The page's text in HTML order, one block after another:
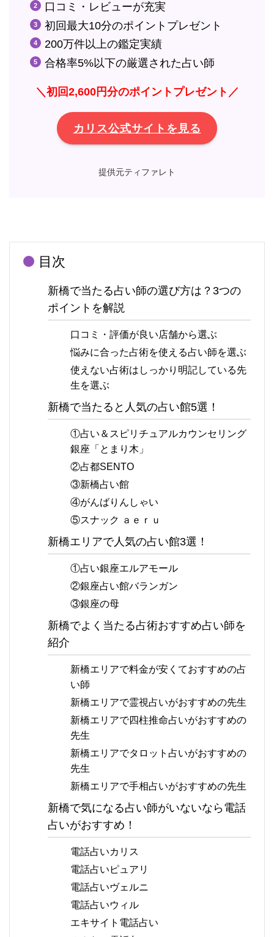
口コミ・レビューが充実
初回最大10分のポイントプレゼント
200万件以上の鑑定実績
合格率5%以下の厳選された占い師
＼初回2,600円分のポイントプレゼント／
カリス公式サイトを見る
提供元ティファレト
目次
新橋で当たる占い師の選び方は？3つの
ポイントを解説
口コミ・評価が良い店舗から選ぶ
悩みに合った占術を使える占い師を選ぶ
使えない占術はしっかり明記している先
生を選ぶ
新橋で当たると人気の占い館5選！
①占い＆スピリチュアルカウンセリング
銀座「とまり木」
②占都SENTO
③新橋占い館
④がんばりんしゃい
⑤スナック ａｅｒｕ
新橋エリアで人気の占い館3選！
①占い銀座エルアモール
②銀座占い館バランガン
③銀座の母
新橋でよく当たる占術おすすめ占い師を
紹介
新橋エリアで料金が安くておすすめの占
い師
新橋エリアで霊視占いがおすすめの先生
新橋エリアで四柱推命占いがおすすめの
先生
新橋エリアでタロット占いがおすすめの
先生
新橋エリアで手相占いがおすすめの先生
新橋で気になる占い師がいないなら電話
占いがおすすめ！
電話占いカリス
電話占いピュアリ
電話占いヴェルニ
電話占いウィル
エキサイト電話占い